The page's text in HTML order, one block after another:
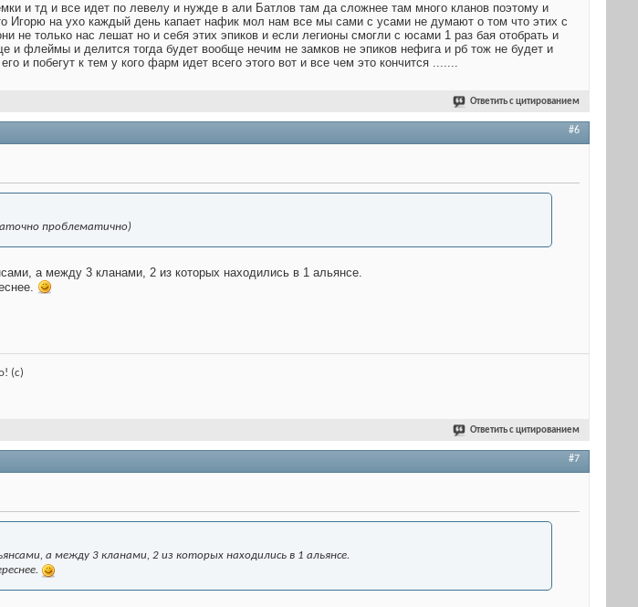
и тд и все идет по левелу и нужде в али Батлов там да сложнее там много кланов поэтому и
Игорю на ухо каждый день капает нафик мол нам все мы сами с усами не думают о том что этих с
не только нас лешат но и себя этих эпиков и если легионы смогли с юсами 1 раз бая отобрать и
и флеймы и делится тогда будет вообще нечим не замков не эпиков нефига и рб тож не будет и
и побегут к тем у кого фарм идет всего этого вот и все чем это кончится .......
Ответить с цитированием
#6
проблематично)
а между 3 кланами, 2 из которых находились в 1 альянсе.
(с)
Ответить с цитированием
#7
а между 3 кланами, 2 из которых находились в 1 альянсе.